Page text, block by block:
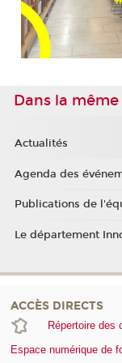
Dans la
Actualités
Agenda des
Publications de
Le département
ACCÈS DIRECTS
Répertoire des
Espace numérique de